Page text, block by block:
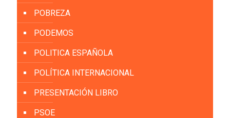
POBREZA
PODEMOS
POLITICA ESPAÑOLA
POLÍTICA INTERNACIONAL
PRESENTACIÓN LIBRO
PSOE